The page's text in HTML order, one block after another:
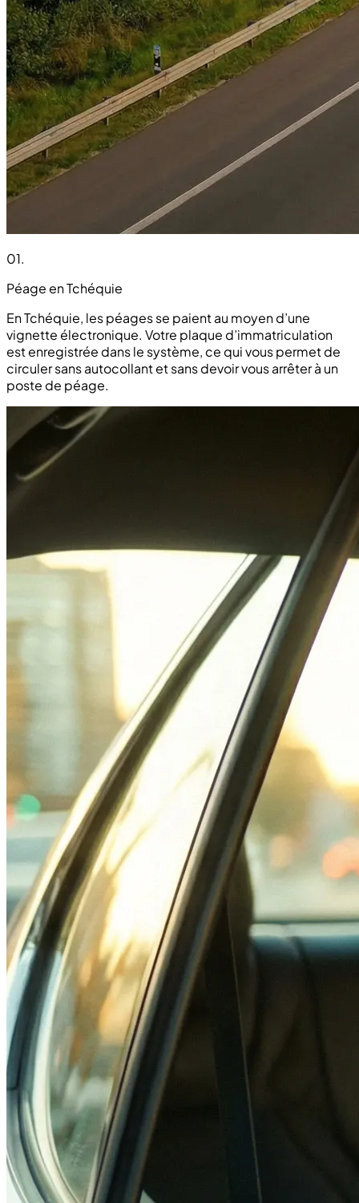
01.
Péage en Tchéquie
En Tchéquie, les péages se paient au moyen d’une
vignette électronique. Votre plaque d’immatriculation
est enregistrée dans le système, ce qui vous permet de
circuler sans autocollant et sans devoir vous arrêter à un
poste de péage.